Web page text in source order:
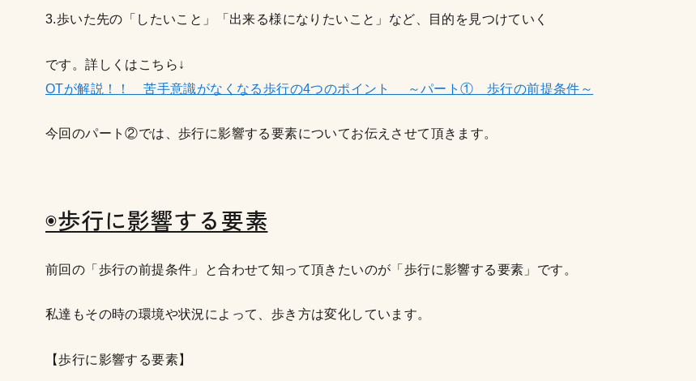
3.歩いた先の「したいこと」「出来る様になりたいこと」など、目的を見つけていく
です。詳しくはこちら↓
OTが解説！！ 苦手意識がなくなる歩行の4つのポイント ～パート① 歩行の前提条件～
今回のパート②では、歩行に影響する要素についてお伝えさせて頂きます。
◉歩行に影響する要素
前回の「歩行の前提条件」と合わせて知って頂きたいのが「歩行に影響する要素」です。
私達もその時の環境や状況によって、歩き方は変化しています。
【歩行に影響する要素】